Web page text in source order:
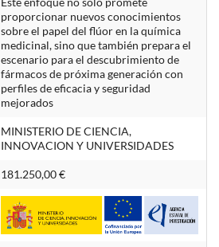
proporcionar nuevos conocimientos
sobre el papel del flúor en la química
medicinal, sino que también prepara el
escenario para el descubrimiento de
fármacos de próxima generación con
perfiles de eficacia y seguridad
mejorados
MINISTERIO DE CIENCIA,
INNOVACION Y UNIVERSIDADES
181.250,00 €